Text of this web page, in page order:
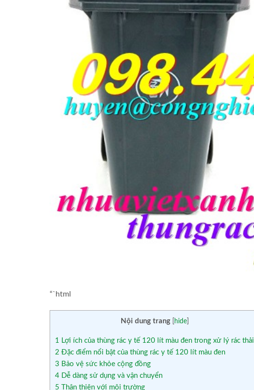
“`html
Nội dung trang hide]
1
Lợi ích của thùng rác y tế 120 lít màu đen trong xử lý rác thải
2 Đặc điểm nổi bật của thùng rác y tế 120 lít màu đen
3 Bảo vệ sức khỏe cộng đồng
4 Dễ dàng sử dụng và vận chuyển
5 Thân thiện với môi trường